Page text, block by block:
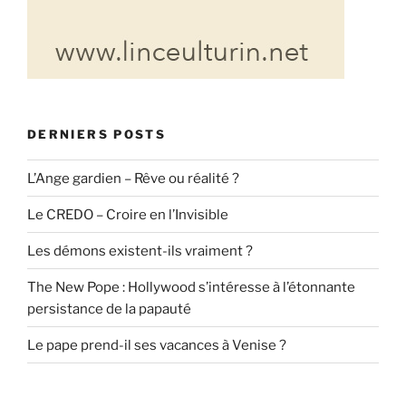
DERNIERS POSTS
L’Ange gardien – Rêve ou réalité ?
Le CREDO – Croire en l’Invisible
Les démons existent-ils vraiment ?
The New Pope : Hollywood s’intéresse à l’étonnante
persistance de la papauté
Le pape prend-il ses vacances à Venise ?